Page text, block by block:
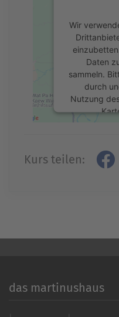
Wir
Daten
sammeln.
durch
Nutzung
Kurs teilen:
das martinushaus